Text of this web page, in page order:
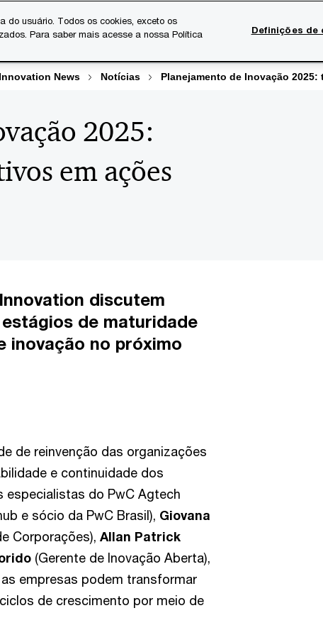
News Notícias Planejamento de Inovação
2025:
em ações
discutem
de maturidade
inovação no próximo
de reinvenção das organizações
e continuidade dos
especialistas do PwC Agtech
e sócio da PwC Brasil), Giovana
Corporações), Allan Patrick
(Gerente de Inovação Aberta),
empresas podem transformar
de crescimento por meio de
do usuário. Todos os cookies, exceto os
Para saber mais acesse a nossa Política
Definições de